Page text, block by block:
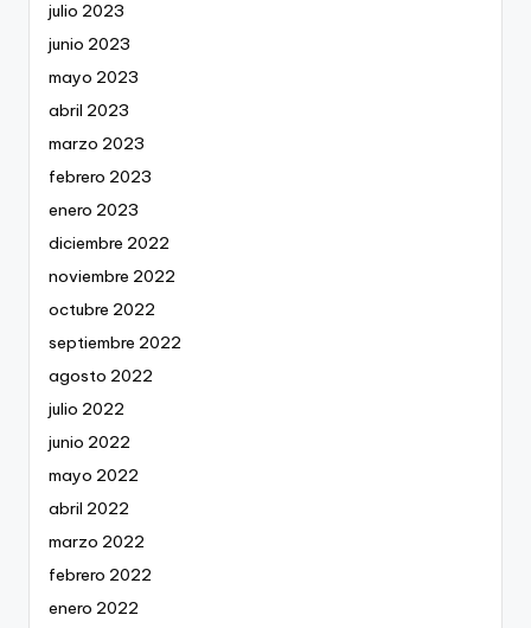
julio 2023
junio 2023
mayo 2023
abril 2023
marzo 2023
febrero 2023
enero 2023
diciembre 2022
noviembre 2022
octubre 2022
septiembre 2022
agosto 2022
julio 2022
junio 2022
mayo 2022
abril 2022
marzo 2022
febrero 2022
enero 2022